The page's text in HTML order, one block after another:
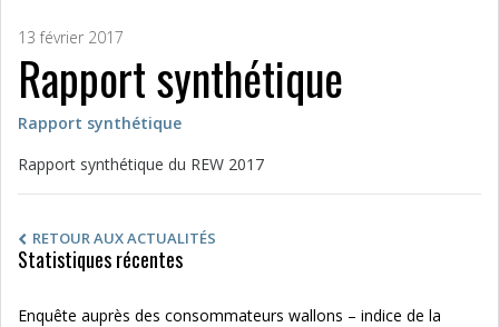
13 février 2017
Rapport synthétique
Rapport synthétique
Rapport synthétique du REW 2017
RETOUR AUX ACTUALITÉS
Statistiques récentes
Enquête auprès des consommateurs wallons – indice de la